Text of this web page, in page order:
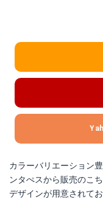
カラーバリエーション
ンタぺスから販売のこ
デザインが用意されて